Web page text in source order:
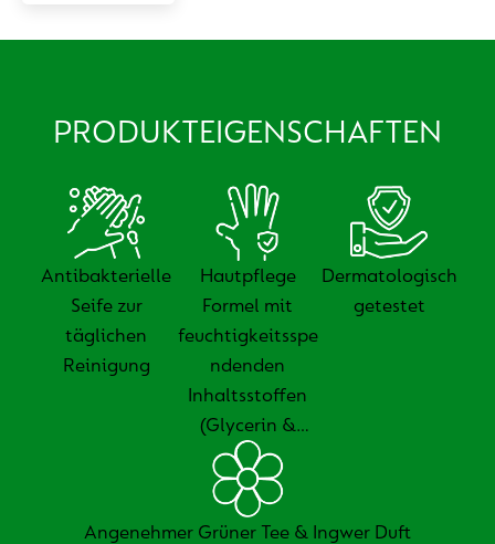
PRODUKTEIGENSCHAFTEN
Antibakterielle
Seife zur
täglichen
Reinigung
Hautpflege
Formel mit
feuchtigkeitsspe
ndenden
Inhaltsstoffen
(Glycerin &
Milchsäure)
Dermatologisch
getestet
Angenehmer Grüner Tee & Ingwer Duft